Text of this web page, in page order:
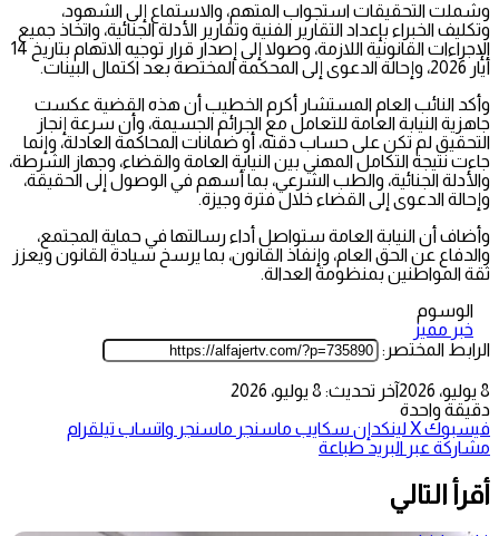
وشملت التحقيقات استجواب المتهم، والاستماع إلى الشهود،
وتكليف الخبراء بإعداد التقارير الفنية وتقارير الأدلة الجنائية، واتخاذ جميع
الإجراءات القانونية اللازمة، وصولا إلى إصدار قرار توجيه الاتهام بتاريخ 14
أيار 2026، وإحالة الدعوى إلى المحكمة المختصة بعد اكتمال البينات.
وأكد النائب العام المستشار أكرم الخطيب أن هذه القضية عكست
جاهزية النيابة العامة للتعامل مع الجرائم الجسيمة، وأن سرعة إنجاز
التحقيق لم تكن على حساب دقته، أو ضمانات المحاكمة العادلة، وإنما
جاءت نتيجة التكامل المهني بين النيابة العامة والقضاء، وجهاز الشرطة،
والأدلة الجنائية، والطب الشرعي، بما أسهم في الوصول إلى الحقيقة،
وإحالة الدعوى إلى القضاء خلال فترة وجيزة.
وأضاف أن النيابة العامة ستواصل أداء رسالتها في حماية المجتمع،
والدفاع عن الحق العام، وإنفاذ القانون، بما يرسخ سيادة القانون ويعزز
ثقة المواطنين بمنظومة العدالة.
الوسوم
خبر مميز
الرابط المختصر:
8 يوليو، 2026
آخر تحديث: 8 يوليو، 2026
دقيقة واحدة
فيسبوك‫Xلينكدإن سكايب ماسنجر ماسنجر واتساب تيلقرام
مشاركة عبر البريد طباعة
أقرأ التالي